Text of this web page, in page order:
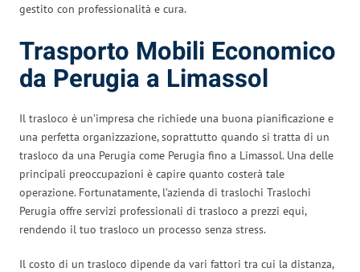
gestito con professionalità e cura.
Trasporto Mobili Economico
da Perugia a Limassol
Il trasloco è un’impresa che richiede una buona pianificazione e
una perfetta organizzazione, soprattutto quando si tratta di un
trasloco da una Perugia come Perugia fino a Limassol. Una delle
principali preoccupazioni è capire quanto costerà tale
operazione. Fortunatamente, l’azienda di traslochi Traslochi
Perugia offre servizi professionali di trasloco a prezzi equi,
rendendo il tuo trasloco un processo senza stress.
Il costo di un trasloco dipende da vari fattori tra cui la distanza,